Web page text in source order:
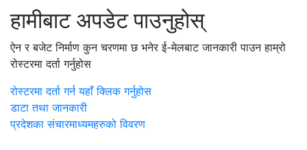
हामीबाट अपडेट पाउनुहोस्
ऐन र बजेट निर्माण कुन चरणमा छ भनेर ई-मेलबाट जानकारी पाउन हाम्रो
रोस्टरमा दर्ता गर्नुहोस
रोस्टरमा दर्ता गर्न यहाँ क्लिक गर्नुहोस
डाटा तथा जानकारी
प्रदेशका संचारमाध्यमहरुको विवरण